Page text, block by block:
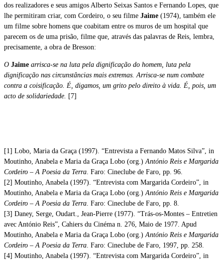
dos realizadores e seus amigos Alberto Seixas Santos e Fernando Lopes, que
lhe permitiram criar, com Cordeiro, o seu filme Jaime (1974), também ele
um filme sobre homens que coabitam entre os muros de um hospital que
parecem os de uma prisão, filme que, através das palavras de Reis, lembra,
precisamente, a obra de Bresson:
O Jaime arrisca-se na luta pela dignificação do homem, luta pela
dignificação nas circunstâncias mais extremas. Arrisca-se num combate
contra a coisificação. É, digamos, um grito pelo direito à vida. É, pois, um
acto de solidariedade.
[7]
[1] Lobo, Maria da Graça (1997). “Entrevista a Fernando Matos Silva”, in
Moutinho, Anabela e Maria da Graça Lobo (org.) António Reis e Margarida
Cordeiro – A Poesia da Terra . Faro: Cineclube de Faro, pp. 96.
[2] Moutinho, Anabela (1997). “Entrevista com Margarida Cordeiro”, in
Moutinho, Anabela e Maria da Graça Lobo (org.) António Reis e Margarida
Cordeiro – A Poesia da Terra . Faro: Cineclube de Faro, pp. 8.
[3] Daney, Serge, Oudart., Jean-Pierre (1977). “Trás-os-Montes – Entretien
avec António Reis”, Cahiers du Cinéma n. 276, Maio de 1977. Apud
Moutinho, Anabela e Maria da Graça Lobo (org.) António Reis e Margarida
Cordeiro – A Poesia da Terra . Faro: Cineclube de Faro, 1997, pp. 258.
[4] Moutinho, Anabela (1997). “Entrevista com Margarida Cordeiro”, in